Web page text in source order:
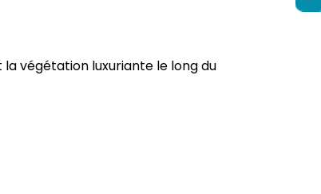
végétation luxuriante le long du